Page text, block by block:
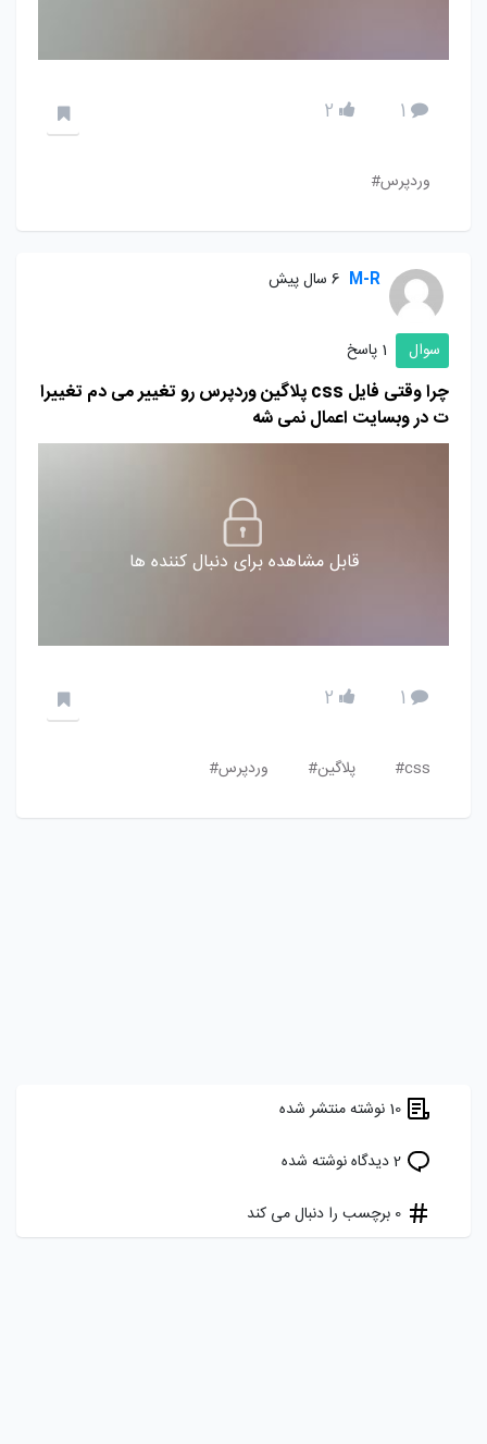
1
2
وردپرس#
M-R 6 سال پیش
سوال 1 پاسخ
چرا وقتی فایل css پلاگین وردپرس رو تغییر می دم تغییرا
ت در وبسایت اعمال نمی شه
قابل مشاهده برای دنبال کننده ها
1
2
css# پلاگین# وردپرس#